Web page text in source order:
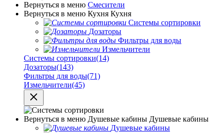
Вернуться в меню Смесители
Вернуться в меню Кухня Кухня
Системы сортировки
Дозаторы
Фильтры для воды
Измельчители
Системы сортировки(14)
Дозаторы(143)
Фильтры для воды(71)
Измельчители(45)
Вернуться в меню Душевые кабины Душевые кабины
Душевые кабины